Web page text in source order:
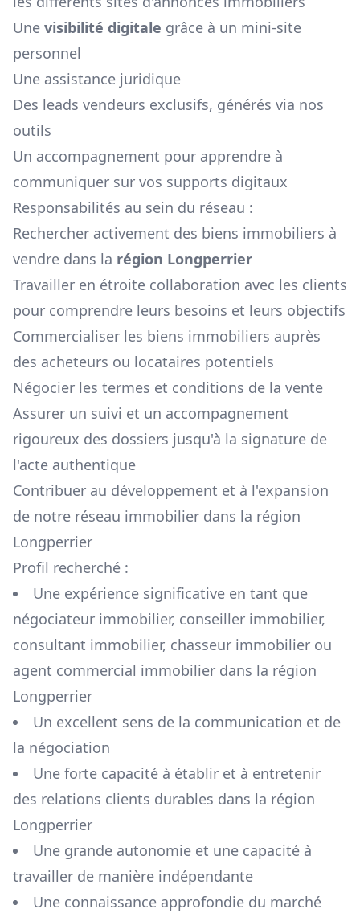
Une visibilité digitale grâce à un mini-site
personnel
Une assistance juridique
Des leads vendeurs exclusifs, générés via nos
outils
Un accompagnement pour apprendre à
communiquer sur vos supports digitaux
Responsabilités au sein du réseau :
Rechercher activement des biens immobiliers à
vendre dans la région Longperrier
Travailler en étroite collaboration avec les clients
pour comprendre leurs besoins et leurs objectifs
Commercialiser les biens immobiliers auprès
des acheteurs ou locataires potentiels
Négocier les termes et conditions de la vente
Assurer un suivi et un accompagnement
rigoureux des dossiers jusqu'à la signature de
l'acte authentique
Contribuer au développement et à l'expansion
de notre réseau immobilier dans la région
Longperrier
Profil recherché :
Une expérience significative en tant que
négociateur immobilier, conseiller immobilier,
consultant immobilier, chasseur immobilier ou
agent commercial immobilier dans la région
Longperrier
Un excellent sens de la communication et de
la négociation
Une forte capacité à établir et à entretenir
des relations clients durables dans la région
Longperrier
Une grande autonomie et une capacité à
travailler de manière indépendante
Une connaissance approfondie du marché